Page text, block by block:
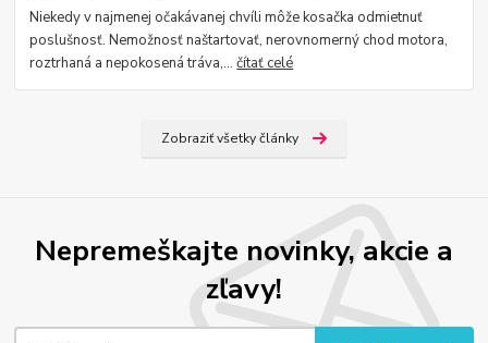
Niekedy v najmenej očakávanej chvíli môže kosačka odmietnuť
poslušnosť. Nemožnosť naštartovať, nerovnomerný chod motora,
roztrhaná a nepokosená tráva,...čítať celé
Zobraziť všetky články
Nepremeškajte novinky, akcie a
zľavy!